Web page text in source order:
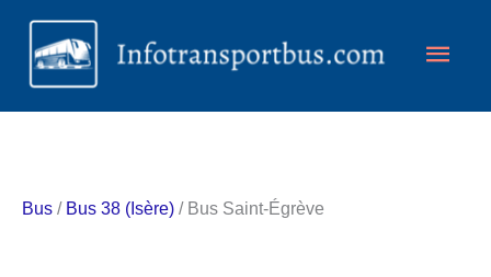
Aller
contenu
Bus / Bus 38 (Isère) / Bus Saint-Égrève